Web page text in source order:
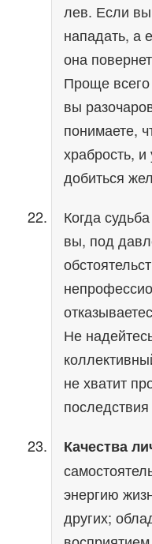
лев. Если вы
нападать, а
она
Проще всего
вы
понимаете,
храбрость,
добиться
Когда
вы, под
Не
не хватит
Качества
энергию
других;